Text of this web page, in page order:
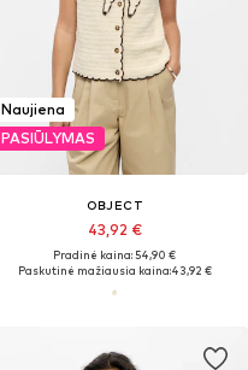
Naujiena
PASIŪLYMAS
OBJECT
43,92 €
Pradinė kaina: 54,90 €
Paskutinė mažiausia kaina:43,92 €